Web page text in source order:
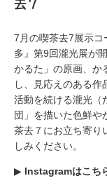
去７
7月の喫茶去7展示コ
多』第9回瀧光展が
かるた」の原画、か
し、見応えのある作
活動を続ける瀧光（
団」を描いた色鮮や
茶去７にお立ち寄り
しみください。
▶︎ Instagramはこち